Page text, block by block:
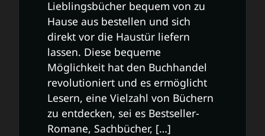
Lieblingsbücher bequem von zu
Hause aus bestellen und sich
direkt vor die Haustür liefern
lassen. Diese bequeme
Möglichkeit hat den Buchhandel
revolutioniert und es ermöglicht
Lesern, eine Vielzahl von Büchern
zu entdecken, sei es Bestseller-
Romane, Sachbücher, […]